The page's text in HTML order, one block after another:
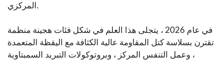
المركزي.
في عام 2026 ، يتجلى هذا العلم في شكل فئات هجينة منظمة
تقترن بسلاسة كتل المقاومة عالية الكثافة مع اليقظة المتعمدة
، وعمل التنفس المركز ، وبروتوكولات التبريد السمبتاوية